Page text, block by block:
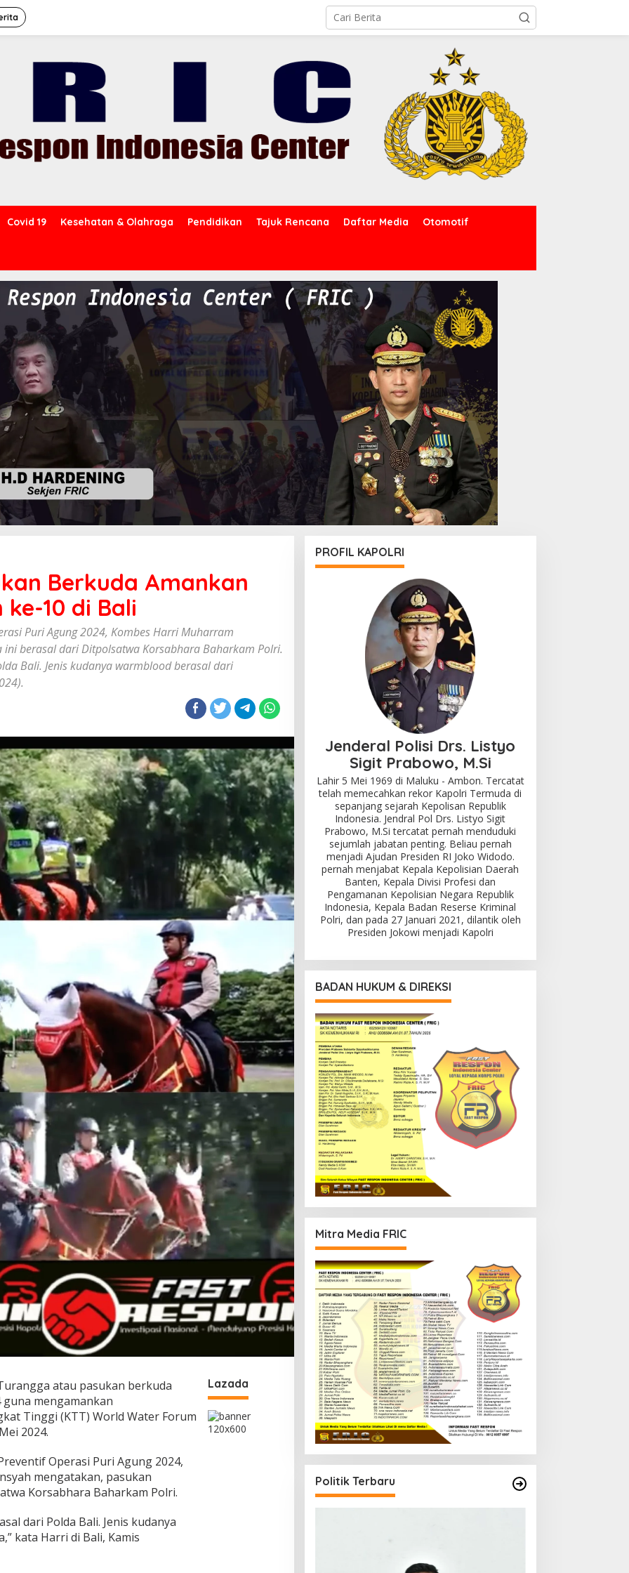
Covid 19 Kesehatan & Olahraga Pendidikan Tajuk Rencana Daftar Media Otomotif
Berkuda Amankan
10 di Bali
Puri Agung 2024, Kombes Harri Muharram
berasal dari Ditpolsatwa Korsabhara Baharkam Polri.
Bali. Jenis kudanya warmblood berasal dari
atau pasukan berkuda
mengamankan
Tinggi (KTT) World Water Forum
2024.
Operasi Puri Agung 2024,
mengatakan, pasukan
Korsabhara Baharkam Polri.
dari Polda Bali. Jenis kudanya
kata Harri di Bali, Kamis
Lazada
PROFIL KAPOLRI
Jenderal Polisi Drs. Listyo
Sigit Prabowo, M.Si
Lahir 5 Mei 1969 di Maluku - Ambon. Tercatat
telah memecahkan rekor Kapolri Termuda di
sepanjang sejarah Kepolisan Republik
Indonesia. Jendral Pol Drs. Listyo Sigit
Prabowo, M.Si tercatat pernah menduduki
sejumlah jabatan penting. Beliau pernah
menjadi Ajudan Presiden RI Joko Widodo.
pernah menjabat Kepala Kepolisian Daerah
Banten, Kepala Divisi Profesi dan
Pengamanan Kepolisian Negara Republik
Indonesia, Kepala Badan Reserse Kriminal
Polri, dan pada 27 Januari 2021, dilantik oleh
Presiden Jokowi menjadi Kapolri
BADAN HUKUM & DIREKSI
Mitra Media FRIC
Politik Terbaru